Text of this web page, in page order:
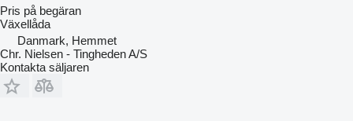
Pris på begäran
Växellåda
Danmark, Hemmet
Chr. Nielsen - Tingheden A/S
Kontakta säljaren